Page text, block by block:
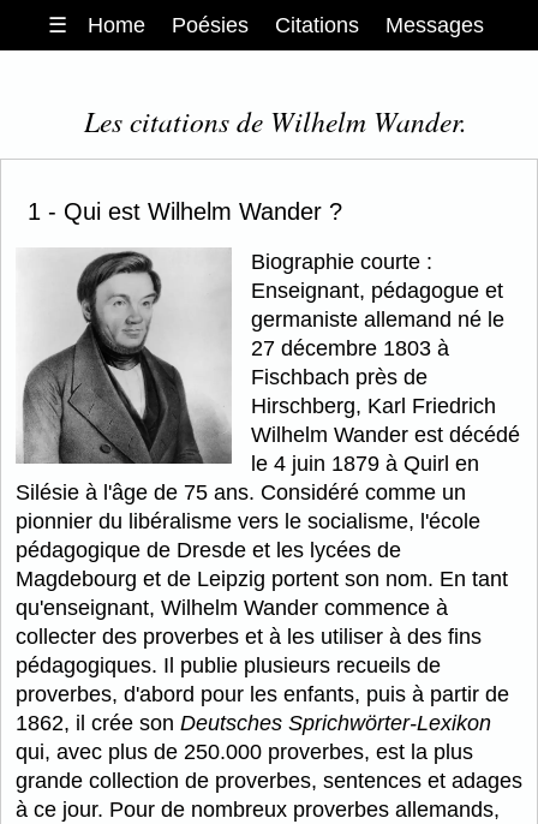
☰ Home Poésies Citations Messages
Les citations de Wilhelm Wander.
1 - Qui est Wilhelm Wander ?
Biographie courte :
Enseignant, pédagogue et
germaniste allemand né le
27 décembre 1803 à
Fischbach près de
Hirschberg, Karl Friedrich
Wilhelm Wander est décédé
le 4 juin 1879 à Quirl en
Silésie à l'âge de 75 ans. Considéré comme un
pionnier du libéralisme vers le socialisme, l'école
pédagogique de Dresde et les lycées de
Magdebourg et de Leipzig portent son nom. En tant
qu'enseignant, Wilhelm Wander commence à
collecter des proverbes et à les utiliser à des fins
pédagogiques. Il publie plusieurs recueils de
proverbes, d'abord pour les enfants, puis à partir de
1862, il crée son Deutsches Sprichwörter-Lexikon
qui, avec plus de 250.000 proverbes, est la plus
grande collection de proverbes, sentences et adages
à ce jour. Pour de nombreux proverbes allemands,